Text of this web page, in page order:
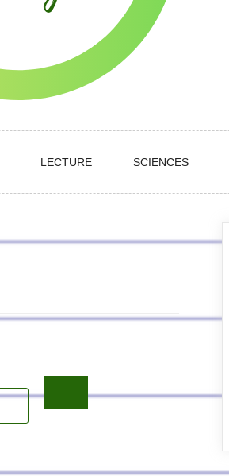
LECTURE SCIENCES